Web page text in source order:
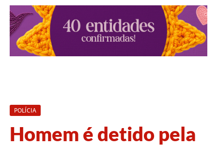
POLÍCIA
Homem é detido pela